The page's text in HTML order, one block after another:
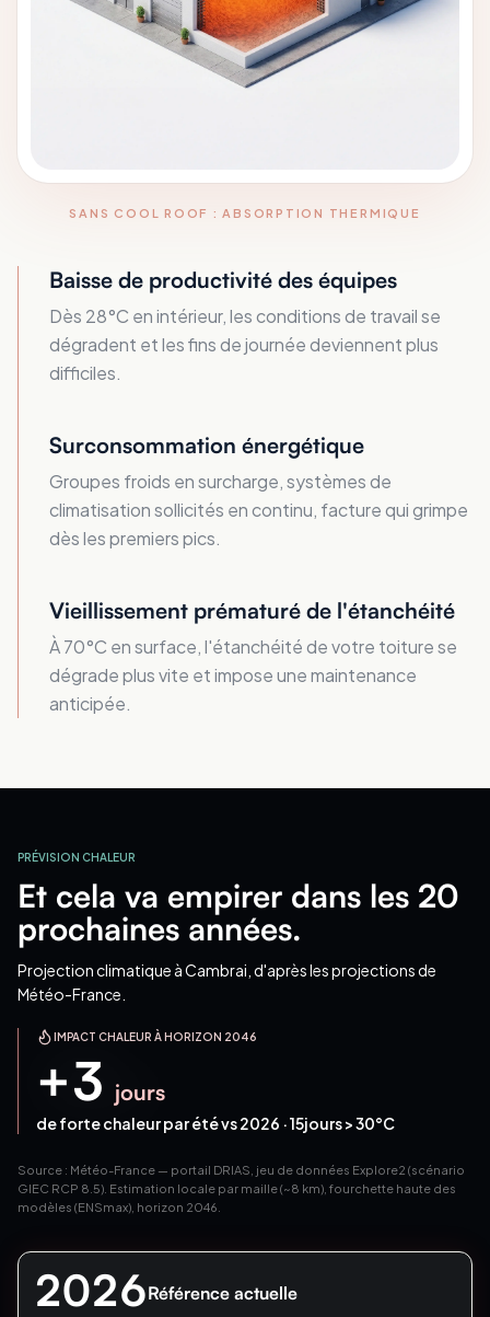
SANS COOL ROOF : ABSORPTION THERMIQUE
Baisse de productivité des équipes
Dès 28°C en intérieur, les conditions de travail se
dégradent et les fins de journée deviennent plus
difficiles.
Surconsommation énergétique
Groupes froids en surcharge, systèmes de
climatisation sollicités en continu, facture qui grimpe
dès les premiers pics.
Vieillissement prématuré de l'étanchéité
À 70°C en surface, l'étanchéité de votre toiture se
dégrade plus vite et impose une maintenance
anticipée.
PRÉVISION CHALEUR
Et cela va empirer dans les 20
prochaines années.
Projection climatique à Cambrai , d'après les projections de
Météo-France.
IMPACT CHALEUR À HORIZON 2046
+3 jours
de forte chaleur par été vs 2026 ·15jours > 30°C
Source : Météo-France — portail DRIAS, jeu de données Explore2 (scénario
GIEC RCP 8.5). Estimation locale par maille (~8 km), fourchette haute des
modèles (ENSmax), horizon 2046.
2026Référence actuelle